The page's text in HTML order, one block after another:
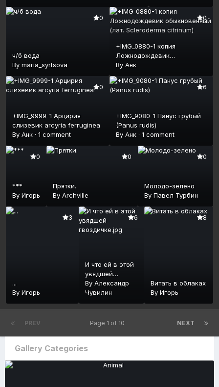
0
ч/б вода
By maria_syrtsova
0
+IMG_0880-1 копия
Ложнодождевик
обыкновенный (лат.
By Анк
0
+IMG_9999-1 Арцирия
слизевик arcyria ferruginea
By Анк · 1 comment
6
+IMG_9080-1 Панус грубый
(Panus rudis)
By Анк · 1 comment
0
***
By Игорь
0
Прятки.
ByArchville
0
Молодо-зелено
By Павел Турбин
3
...
By Игорь
6
И что ей в этой
увядшей
гвоздичке.jpg
ByАлександр
Чувилин
8
Витать в облаках
By Игорь
PREV NEXT
Page 1 of 10
Gallery Categories